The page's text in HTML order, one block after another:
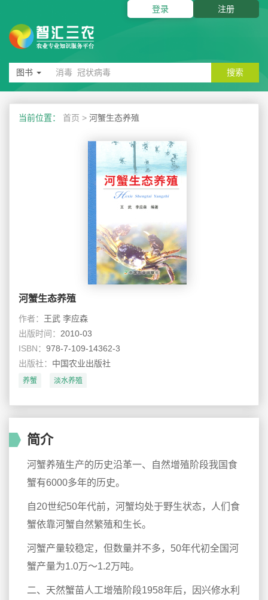
登录 注册
图书 搜索
当前位置： 首页 > 河蟹生态养殖
河蟹生态养殖
作者： 王武 李应森
出版时间： 2010-03
ISBN： 978-7-109-14362-3
出版社： 中国农业出版社
养蟹 淡水养殖
简介
河蟹养殖生产的历史沿革一、自然增殖阶段我国食
蟹有6000多年的历史。
自20世纪50年代前，河蟹均处于野生状态，人们食
蟹依靠河蟹自然繁殖和生长。
河蟹产量较稳定，但数量并不多，50年代初全国河
蟹产量为1.0万～1.2万吨。
二、天然蟹苗人工增殖阶段1958年后，因兴修水利